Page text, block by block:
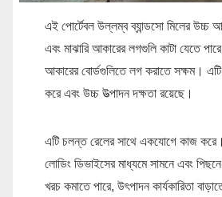
এই পোর্টেবল উল্লম্ব ব্যান্ডসো মিলের উচ্চ
এবং মাঝারি আকারের লগগুলি কাটা যেতে
আকারের বোর্ডগুলিতে লগ করাতে সক্ষম। এটি
করে এবং উচ্চ উত্পাদন দক্ষতা রয়েছে।
এটি চলন্ত রেলের সাথে একযোগে কাজ
লোডিং ডিভাইসের মাধ্যমে সামনে এবং
খরচ কমাতে পারে, উৎপাদন কার্যকারিতা